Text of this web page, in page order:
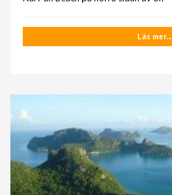
Läs mer...